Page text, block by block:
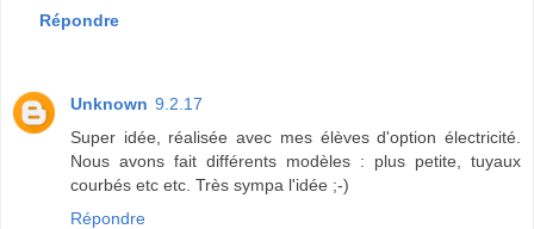
Répondre
Unknown 9.2.17
Super idée, réalisée avec mes élèves d'option électricité.
Nous avons fait différents modèles : plus petite, tuyaux
courbés etc etc. Très sympa l'idée ;-)
Répondre